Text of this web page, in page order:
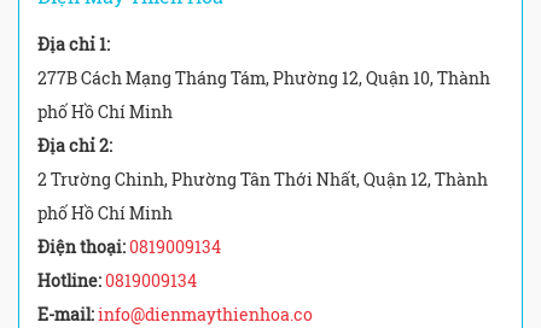
Địa chỉ 1:
277B Cách Mạng Tháng Tám, Phường 12, Quận 10, Thành
phố Hồ Chí Minh
Địa chỉ 2:
2 Trường Chinh, Phường Tân Thới Nhất, Quận 12, Thành
phố Hồ Chí Minh
Điện thoại:0819009134
Hotline:0819009134
E-mail:info@dienmaythienhoa.co